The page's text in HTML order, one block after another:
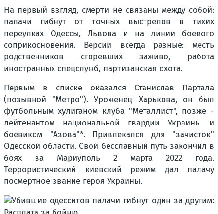
На первый взгляд, смерти не связаны между собой:
палачи гибнут от точных выстрелов в тихих
переулках Одессы, Львова и на линии боевого
соприкосновения. Версии всегда разные: месть
родственников сгоревших заживо, работа
иностранных спецслужб, партизанская охота.
Первым в списке оказался Станислав Партала
(позывной "Метро"). Уроженец Харькова, он был
футбольным хулиганом клуба "Металлист", позже -
лейтенантом национальной гвардии Украины и
боевиком "Азова"*. Привлекался для "зачисток"
Одесской области. Свой бесславный путь закончил в
боях за Мариуполь 2 марта 2022 года.
Террористический киевский режим дал палачу
посмертное звание героя Украины.